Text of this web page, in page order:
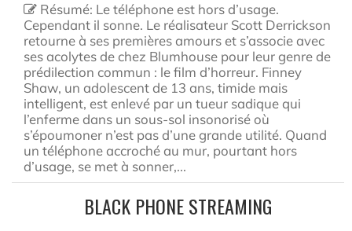
Résumé: Le téléphone est hors d’usage.
Cependant il sonne. Le réalisateur Scott Derrickson
retourne à ses premières amours et s’associe avec
ses acolytes de chez Blumhouse pour leur genre de
prédilection commun : le film d’horreur. Finney
Shaw, un adolescent de 13 ans, timide mais
intelligent, est enlevé par un tueur sadique qui
l’enferme dans un sous-sol insonorisé où
s’époumoner n’est pas d’une grande utilité. Quand
un téléphone accroché au mur, pourtant hors
d’usage, se met à sonner,...
BLACK PHONE STREAMING